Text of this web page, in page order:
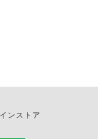
ンストア